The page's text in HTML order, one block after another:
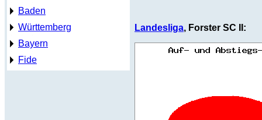
Baden
Württemberg
Bayern
Fide
Landesliga, Forster SC II: